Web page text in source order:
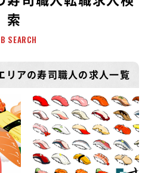
索
SEARCH
リアの寿司職人の求人一覧